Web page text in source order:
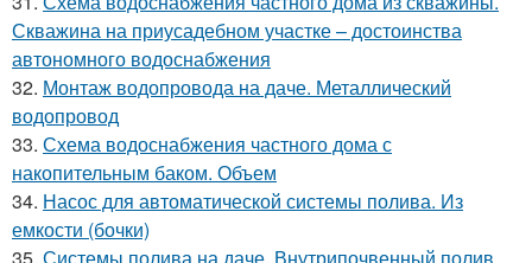
Скважина на приусадебном участке – достоинства
автономного водоснабжения
32. Монтаж водопровода на даче. Металлический
водопровод
33. Схема водоснабжения частного дома с
накопительным баком. Объем
34. Насос для автоматической системы полива. Из
емкости (бочки)
35. Системы полива на даче. Внутрипочвенный полив